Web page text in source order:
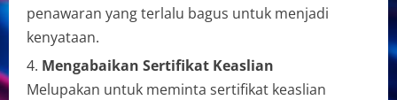
penawaran yang terlalu bagus untuk menjadi
kenyataan.
Mengabaikan Sertifikat Keaslian
Melupakan untuk meminta sertifikat keaslian